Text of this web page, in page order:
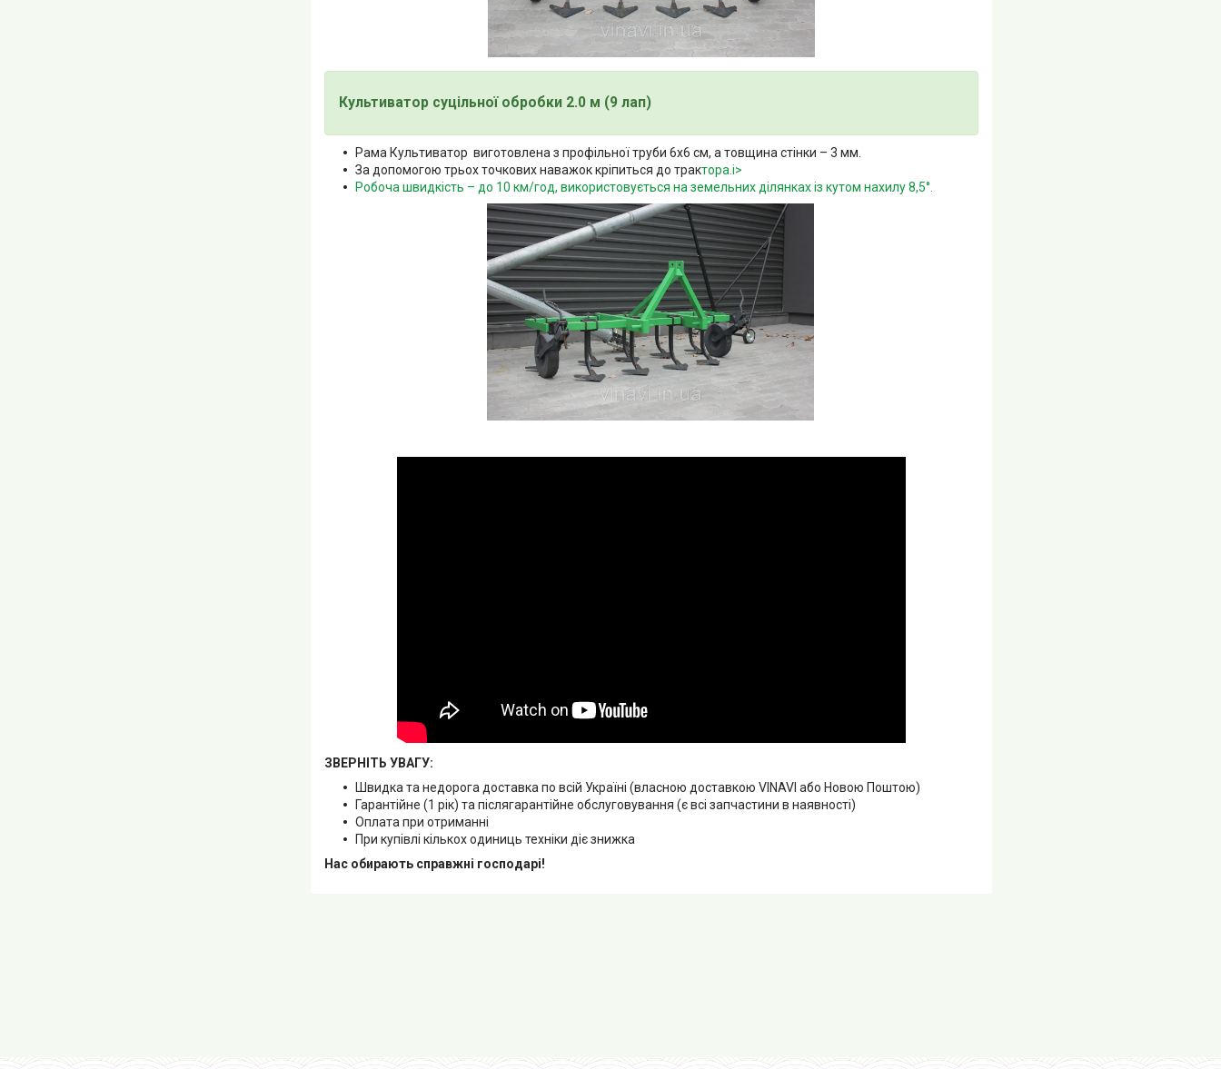
Культиватор суцільної обробки 2.0 м (9 лап)
Рама Культиватор виготовлена з профільної труби 6х6 см, а товщина стінки – 3 мм.
За допомогою трьох точкових наважок кріпиться до трактора.i>
Робоча швидкість – до 10 км/год, використовується на земельних ділянках із кутом нахилу 8,5°.
ЗВЕРНІТЬ УВАГУ:
Швидка та недорога доставка по всій Україні (власною доставкою VINAVI або Новою Поштою)
Гарантійне (1 рік) та післягарантійне обслуговування (є всі запчастини в наявності)
Оплата при отриманні
При купівлі кількох одиниць техніки діє знижка
Нас обирають справжні господарі!